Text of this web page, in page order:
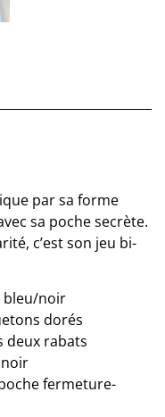
par sa forme
sa poche secrète.
c’est son jeu bi-
bleu/noir
dorés
deux rabats
fermeture-